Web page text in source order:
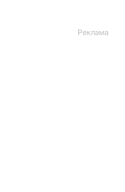
Реклама